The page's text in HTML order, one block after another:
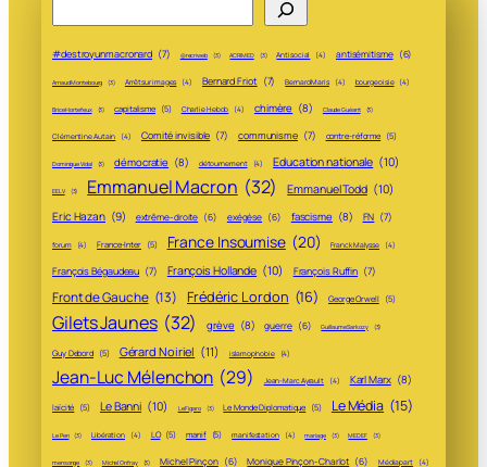
#destroyunmacronard (7) @recriweb (3) ACRIMED (3) Antisocial (4) antisémitisme (6)
Arnaud Montebourg (3) Arrêt sur images (4) Bernard Friot (7) Bernard Maris (4) bourgeoisie (4)
Brice Hortefeux (3) capitalisme (5) Charlie Hebdo (4) chimère (8) Claude Guéant (3)
Clémentine Autain (4) Comité invisible (7) communisme (7) contre-réforme (5)
Dominique Vidal (3) démocratie (8) détournement (4) Education nationale (10)
EELV (3) Emmanuel Macron (32) Emmanuel Todd (10)
Eric Hazan (9) extrême-droite (6) exégèse (6) fascisme (8) FN (7)
forum (4) France-Inter (5) France Insoumise (20) Franck Malysse (4)
François Bégaudeau (7) François Hollande (10) François Ruffin (7)
Front de Gauche (13) Frédéric Lordon (16) George Orwell (5)
Gilets Jaunes (32) grève (8) guerre (6) Guillaume Sarkozy (3)
Guy Debord (5) Gérard Noiriel (11) islamophobie (4)
Jean-Luc Mélenchon (29) Jean-Marc Ayrault (4) Karl Marx (8)
laïcité (5) Le Banni (10) Le Figaro (3) Le Monde Diplomatique (5) Le Média (15)
Le Pen (3) Libération (4) LO (5) manif (5) manifestation (4) mariage (3) MEDEF (3)
mensonge (3) Michel Onfray (3) Michel Pinçon (6) Monique Pinçon-Charlot (6) Médiapart (4)